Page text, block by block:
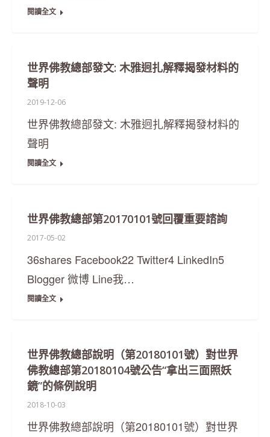
閱讀全文
世界佛教總部發文: 木雅迥扎解釋揭發材料的
聲明
2019-12-06
世界佛教總部發文: 木雅迥扎解釋揭發材料的
聲明
閱讀全文
世界佛教總部第20170101號回覆重要諮詢
2017-05-02
36shares Facebook22 Twitter4 LinkedIn5
Blogger 微博 Line我…
閱讀全文
世界佛教總部說明（第20180101號）對世界
佛教總部第20180104號公告“拿出三面照妖
鏡”的條例說明
2018-10-03
世界佛教總部說明（第20180101號）對世界